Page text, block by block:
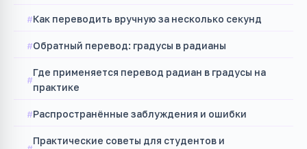
Как переводить вручную за несколько секунд
Обратный перевод: градусы в радианы
Где применяется перевод радиан в градусы на
практике
Распространённые заблуждения и ошибки
Практические советы для студентов и